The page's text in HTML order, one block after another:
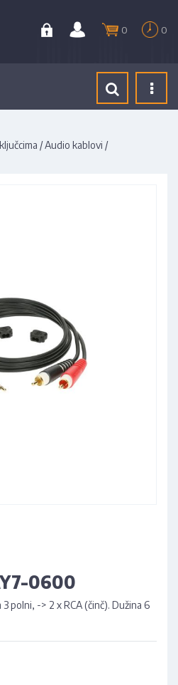
0 0
/Audio kablovi /
0600
polni, -> 2 x RCA (činč). Dužina 6